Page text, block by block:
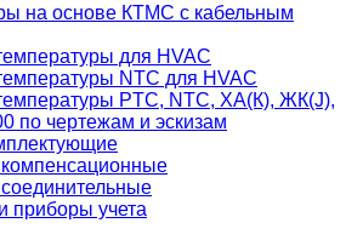
на основе КТМС с кабельным
для HVAC
NTC для HVAC
PTС, NTC, ХА(К), ЖК(J),
по чертежам и эскизам
приборы учета